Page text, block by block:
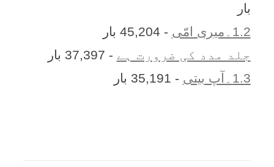
بار
1.2۔میری امّی
- 45,204 بار
جلد مدد کی ضرورت ہے - 37,397 بار
1.3۔آپ بیتی
- 35,191 بار